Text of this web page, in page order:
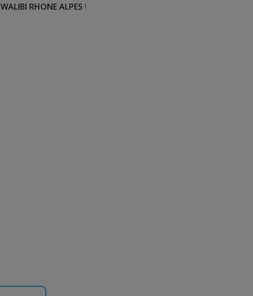
WALIBI RHONE ALPES !